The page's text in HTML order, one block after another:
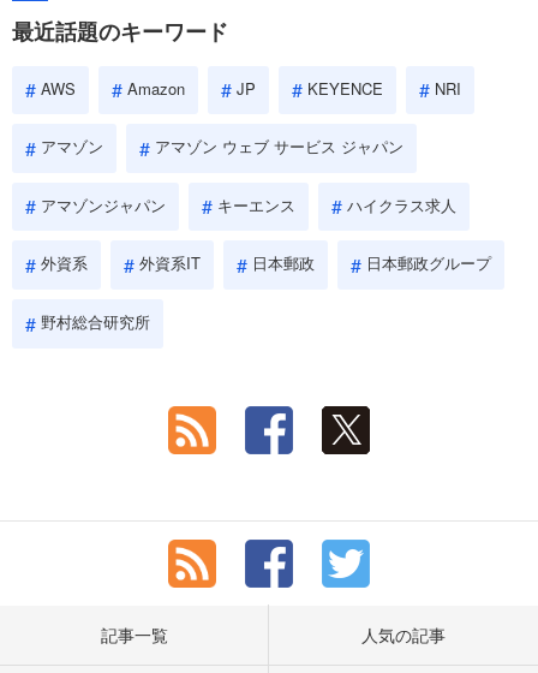
最近話題のキーワード
AWS Amazon JP KEYENCE NRI
アマゾン アマゾン ウェブ サービス ジャパン
アマゾンジャパン キーエンス ハイクラス求人
外資系 外資系IT 日本郵政 日本郵政グループ
野村総合研究所
記事一覧 人気の記事